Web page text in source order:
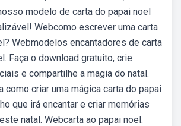
modelo de carta do papai noel
Webcomo escrever uma carta
Webmodelos encantadores de carta
Faça o download gratuito, crie
e compartilhe a magia do natal.
como criar uma mágica carta do papai
que irá encantar e criar memórias
natal. Webcarta ao papai noel.